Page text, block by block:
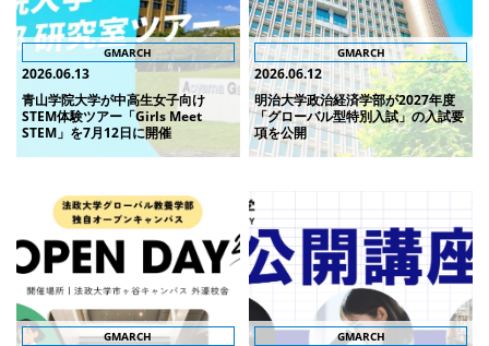
GMARCH
2026.06.13
青山学院大学が中高生女子向け
STEM体験ツアー「Girls Meet
STEM」を7月12日に開催
GMARCH
2026.06.12
明治大学政治経済学部が2027年度
「グローバル型特別入試」の入試要
項を公開
GMARCH GMARCH